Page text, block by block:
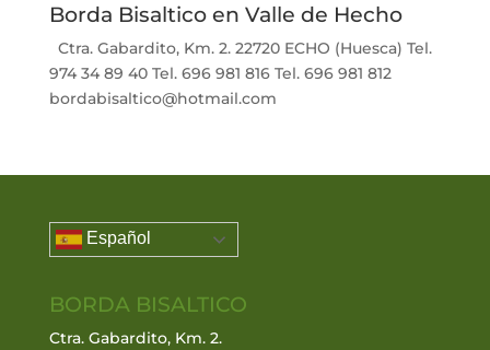
Borda Bisaltico en Valle de Hecho
Ctra. Gabardito, Km. 2. 22720 ECHO (Huesca) Tel.
974 34 89 40 Tel. 696 981 816 Tel. 696 981 812
bordabisaltico@hotmail.com
Español
BORDA BISALTICO
Ctra. Gabardito, Km. 2.